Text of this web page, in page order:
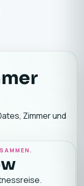
Zimmer und